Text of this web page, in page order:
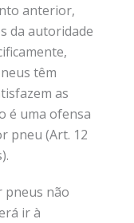
anterior,
da autoridade
têm
as
é uma ofensa
pneu (Art. 12
pneus não
ir à